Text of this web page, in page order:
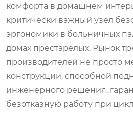
комфорта в домашнем
критически важный узел
эргономики в больничных
домах престарелых. Рынок
производителей не просто
конструкции, способной
инженерного решения,
безотказную работу при